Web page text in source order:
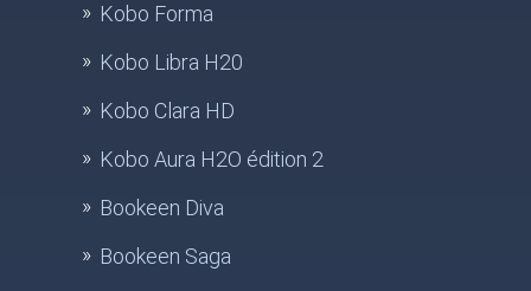
Kobo Forma
Kobo Libra H20
Kobo Clara HD
Kobo Aura H2O édition 2
Bookeen Diva
Bookeen Saga